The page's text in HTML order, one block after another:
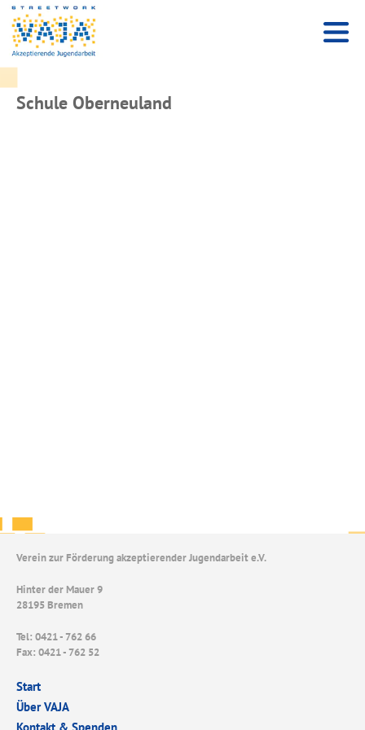
Schule Oberneuland
Verein zur Förderung akzeptierender Jugendarbeit e.V.
Hinter der Mauer 9
28195 Bremen
Tel: 0421 - 762 66
Fax: 0421 - 762 52
Start
Über VAJA